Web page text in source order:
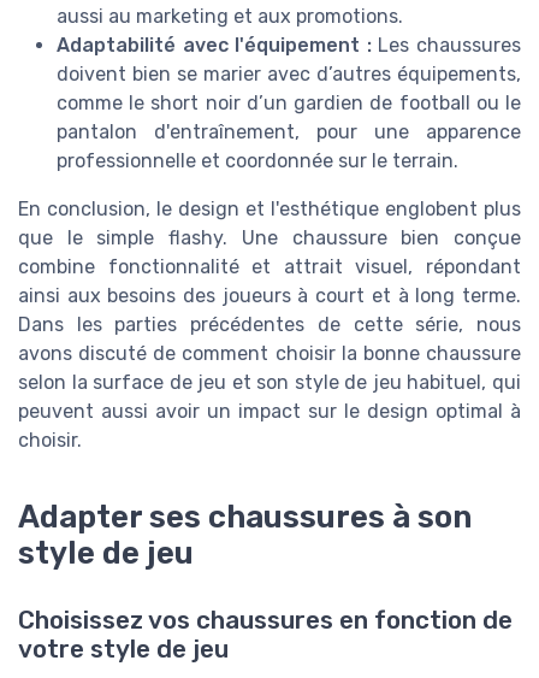
aussi au marketing et aux promotions.
Adaptabilité avec l'équipement :Les chaussures
doivent bien se marier avec d’autres équipements,
comme le short noir d’un gardien de football ou le
pantalon d'entraînement, pour une apparence
professionnelle et coordonnée sur le terrain.
En conclusion, le design et l'esthétique englobent plus
que le simple flashy. Une chaussure bien conçue
combine fonctionnalité et attrait visuel, répondant
ainsi aux besoins des joueurs à court et à long terme.
Dans les parties précédentes de cette série, nous
avons discuté de comment choisir la bonne chaussure
selon la surface de jeu et son style de jeu habituel, qui
peuvent aussi avoir un impact sur le design optimal à
choisir.
Adapter ses chaussures à son
style de jeu
Choisissez vos chaussures en fonction de
votre style de jeu